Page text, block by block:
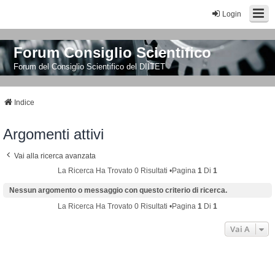
Login
Forum Consiglio Scientifico
Forum del Consiglio Scientifico del DIITET
Indice
Argomenti attivi
Vai alla ricerca avanzata
La Ricerca Ha Trovato 0 Risultati •Pagina 1 Di 1
Nessun argomento o messaggio con questo criterio di ricerca.
La Ricerca Ha Trovato 0 Risultati •Pagina 1 Di 1
Vai A